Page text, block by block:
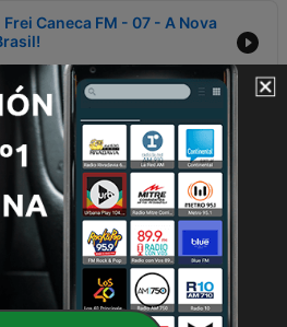
Caneca FM - 07 - A Nova
Caneca FM - 06 - Epecial
Caneca FM - 05 - As
Brasil: Maranhão - Jamaica
Caneca FM - 03 - Dub
na frequência do